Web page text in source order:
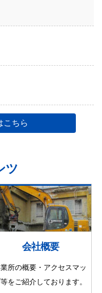
こちら
ツ
会社概要
所の概要・アクセスマッ
をご紹介しております。